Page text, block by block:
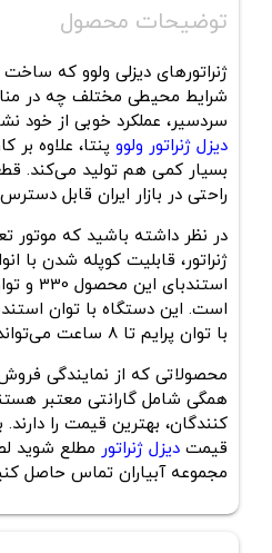
توضیحات محصول
ژنراتورهای دیزلی ولوو که
شرایط محیطی مختلف چه در
سردسیر، عملکرد خوبی از خود
دیزل ژنراتور ولوو پنتا، علاوه بر
بسیار کمی هم تولید می‌کند.
راحتی در بازار ایران قابل
در نظر داشته باشید که موتور
ژنراتور، قابلیت کوپله شدن با
است. این دستگاه با توان
با توان پرایم تا 8 ساعت می‌تواند برق تولید کند.
محصولاتی که از نمایندگی
همگی شامل گارانتی معتبر
کنندگان، بهترین قیمت را
قیمت دیزل ژنراتور مطلع شوید
مجموعه آبیاران تماس حاصل